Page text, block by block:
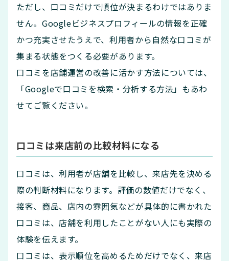
ただし、口コミだけで順位が決まるわけではありま
せん。Googleビジネスプロフィールの情報を正確
かつ充実させたうえで、利用者から自然な口コミが
集まる状態をつくる必要があります。
口コミを店舗運営の改善に活かす方法については、
「Googleで口コミを検索・分析する方法」もあわ
せてご覧ください。
口コミは来店前の比較材料になる
口コミは、利用者が店舗を比較し、来店先を決める
際の判断材料になります。評価の数値だけでなく、
接客、商品、店内の雰囲気などが具体的に書かれた
口コミは、店舗を利用したことがない人にも実際の
体験を伝えます。
口コミは、表示順位を高めるためだけでなく、来店